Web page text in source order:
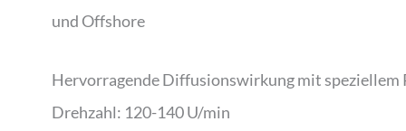
und Offshore
Hervorragende Diffusionswirkung mit speziellem
Drehzahl: 120-140 U/min